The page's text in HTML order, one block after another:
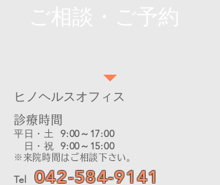
ヒノヘルスオフィス
診療時間
平日・土9:00～17:00
​ 日・祝9:00～15:00
※来院時間はご相談下さい。
Tel 042-584-9141